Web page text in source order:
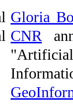
Gloria
CNR